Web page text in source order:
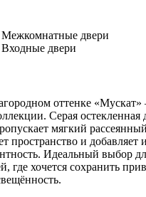
Межкомнатные двери
двери
оттенке
Серая остекленная
мягкий
пространство и добавляет
Идеальный выбор
где хочется сохранить